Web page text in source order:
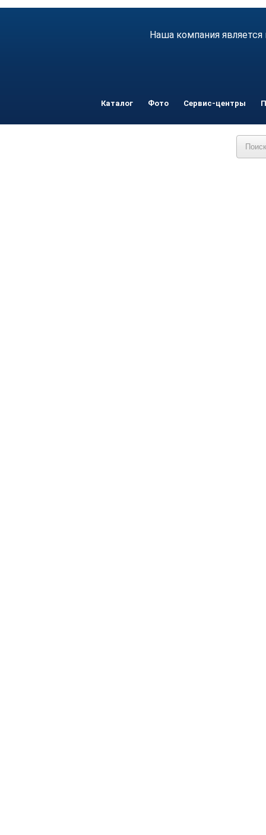
Наша компания
Каталог Фото Сервис-центры